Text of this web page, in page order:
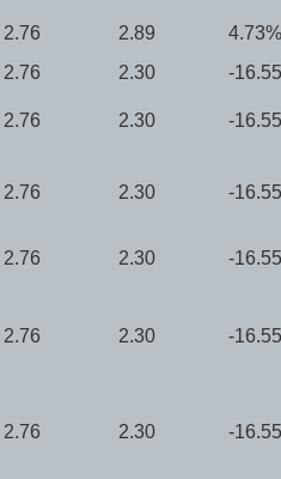
2.76 2.89
4.73%
2.76 2.30
-
2.76 2.30 -
2.76 2.30 -
2.76 2.30 -
2.76 2.30 -
2.76 2.30 -